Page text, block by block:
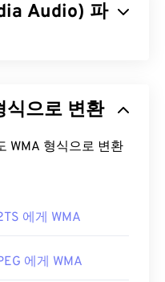
리 및 저장이 용이한
와 같은 인터넷 스
디오 플레이어에서
에서는QuickTime
서는 이 파일 형식을
Audio) 파
이자 오디오 형식입니
업데이트 버전을 거치
가 중단한
여나요?
요소인Windows Media
형식으로 변환
에게 WMA
에게 WMA